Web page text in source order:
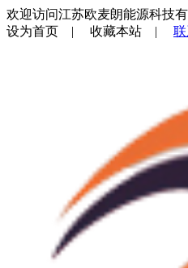
欢迎访问江苏欧麦朗能源科技有
设为首页 | 收藏本站 |